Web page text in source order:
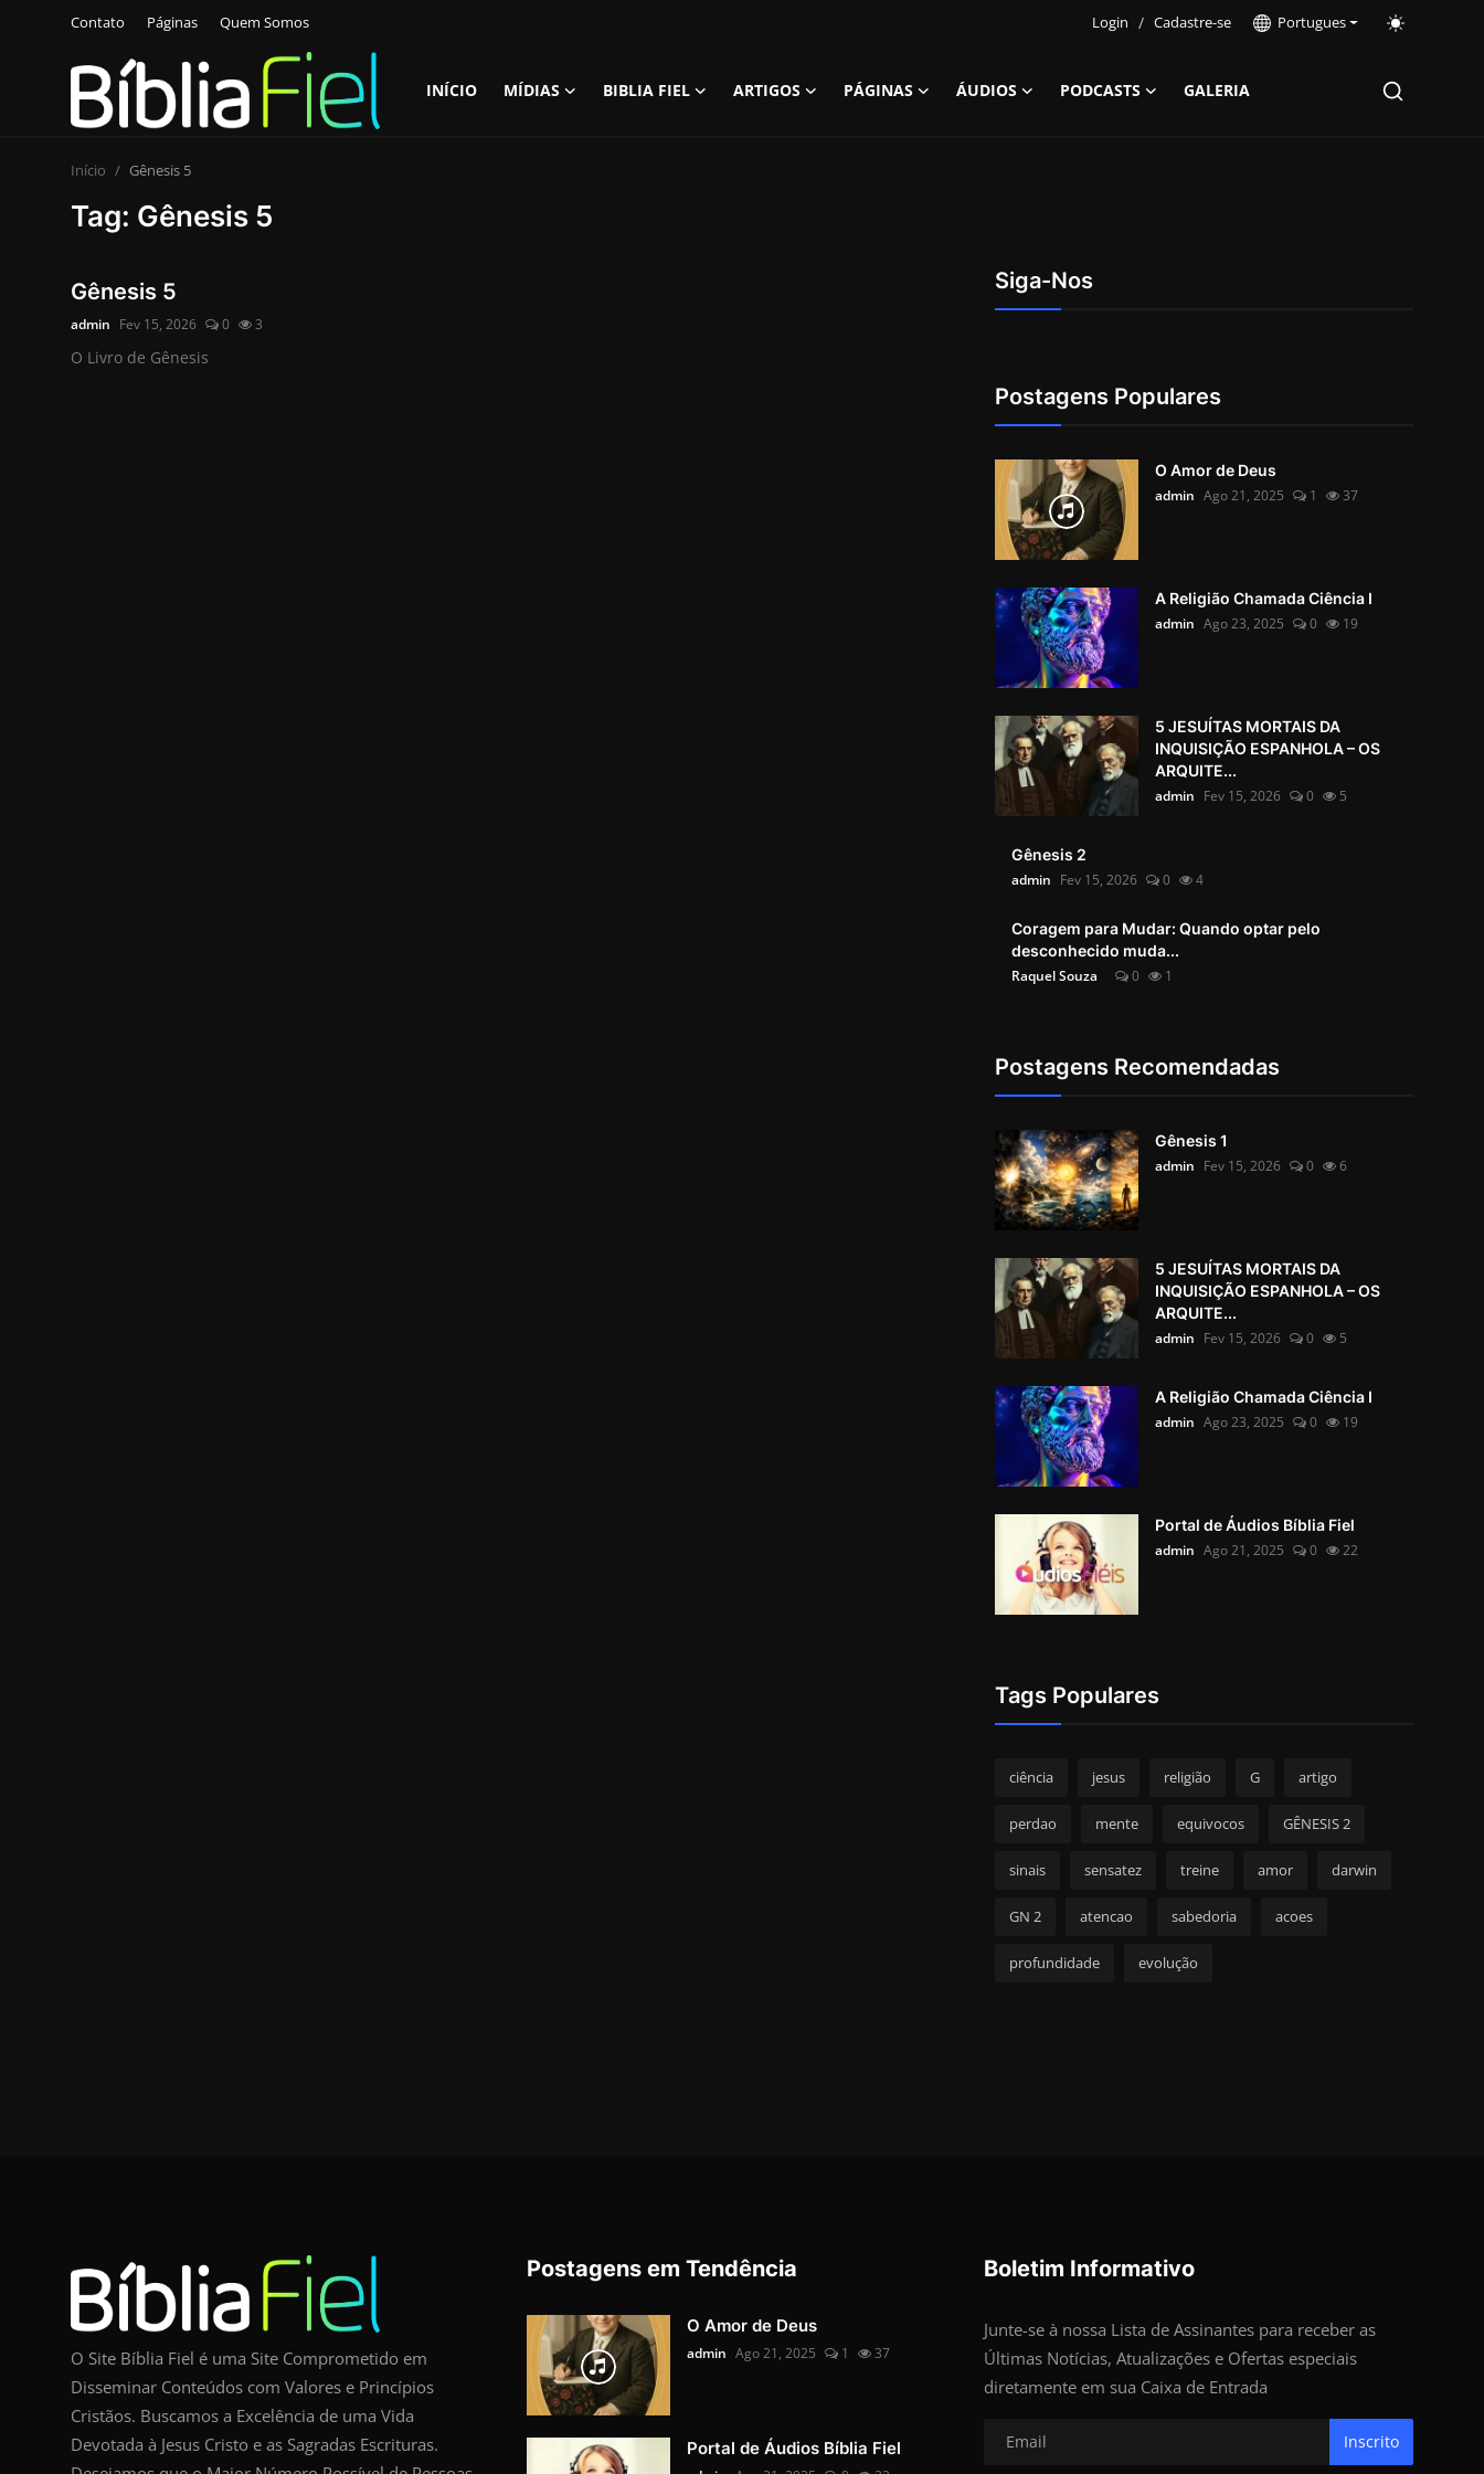
Contato Páginas Quem Somos Login / Cadastre-se Portugues
INÍCIO MÍDIAS BIBLIA FIEL ARTIGOS PÁGINAS ÁUDIOS PODCASTS
GALERIA
Login
Contato
Início Gênesis 5
Tag: Gênesis 5
Gênesis 5
admin Fev 15, 2026 0 3
O Livro de Gênesis
Siga-Nos
Postagens Populares
O Amor de Deus
admin Ago 21, 2025 1 37
A Religião Chamada Ciência I
admin Ago 23, 2025 0 19
5 JESUÍTAS MORTAIS DA
INQUISIÇÃO ESPANHOLA – OS
ARQUITE...
admin Fev 15, 2026 0 5
Gênesis 2
admin Fev 15, 2026 0 4
Coragem para Mudar: Quando optar pelo
desconhecido muda...
Raquel Souza
0 1
Postagens Recomendadas
Gênesis 1
admin Fev 15, 2026 0 6
5 JESUÍTAS MORTAIS DA
INQUISIÇÃO ESPANHOLA – OS
ARQUITE...
admin Fev 15, 2026 0 5
A Religião Chamada Ciência I
admin Ago 23, 2025 0 19
Portal de Áudios Bíblia Fiel
admin Ago 21, 2025 0 22
Tags Populares
ciência jesus religião G artigo
perdao mente equivocos GÊNESIS 2
sinais sensatez treine amor darwin
GN 2 atencao sabedoria acoes
profundidade evolução
O Site Bíblia Fiel é uma Site Comprometido em
Disseminar Conteúdos com Valores e Princípios
Cristãos. Buscamos a Excelência de uma Vida
Devotada à Jesus Cristo e as Sagradas Escrituras.
Postagens em Tendência
O Amor de Deus
admin Ago 21, 2025 1 37
Portal de Áudios Bíblia Fiel
Boletim Informativo
Junte-se à nossa Lista de Assinantes para receber as
Últimas Notícias, Atualizações e Ofertas especiais
diretamente em sua Caixa de Entrada
Inscrito